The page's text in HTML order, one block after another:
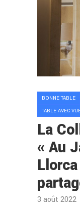
BONNE TABLE
TABLE AVEC
La
« Au
3 août 2022